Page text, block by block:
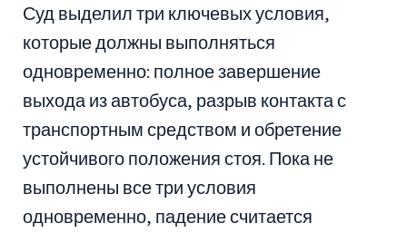
Суд выделил три ключевых условия,
которые должны выполняться
одновременно: полное завершение
выхода из автобуса, разрыв контакта с
транспортным средством и обретение
устойчивого положения стоя. Пока не
выполнены все три условия
одновременно, падение считается